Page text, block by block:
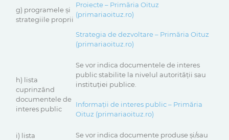
g) programele şi
strategiile proprii
Proiecte – Primăria Oituz
(primariaoituz.ro)
Strategia de dezvoltare – Primăria Oituz
(primariaoituz.ro)
h) lista
cuprinzând
documentele de
interes public
Se vor indica documentele de interes
public stabilite la nivelul autorităţii sau
instituţiei publice.
Informații de interes public – Primăria
Oituz (primariaoituz.ro)
i) lista
Se vor indica documente produse şi/sau